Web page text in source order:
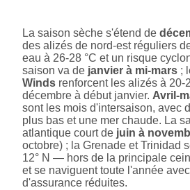
La saison sèche s'étend de
des alizés de nord-est réguliers
eau à 26-28 °C et un risque
saison va de janvier à mi-mars ;
Winds renforcent les alizés à
décembre à début janvier. Avril-
sont les mois d'intersaison, avec
plus bas et une mer chaude. La
atlantique court de juin à
octobre) ; la Grenade et Trinidad
12° N — hors de la principale
et se naviguent toute l'année
d'assurance réduites.